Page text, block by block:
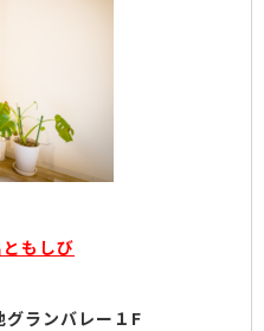
もしび
ランバレー１F